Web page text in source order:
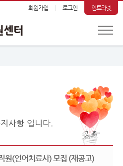
회원가입 로그인 인트라넷
사항 입니다.
원(언어치료사) 모집 (재공고)